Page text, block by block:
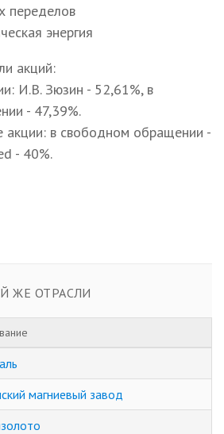
переделов
энергия
акций:
И.В. Зюзин - 52,61%, в
- 47,39%.
акции: в свободном обращении -
- 40%.
ЖЕ ОТРАСЛИ
магниевый завод